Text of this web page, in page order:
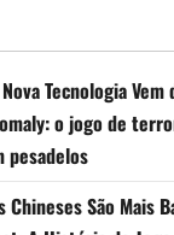
Tecnologia Vem
o jogo de
pesadelos
Chineses São Mais